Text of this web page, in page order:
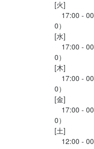
[火]
17:00 -
0）
[水]
17:00 -
0）
[木]
17:00 -
0）
[金]
17:00 -
0）
[土]
12:00 -
駐車場代会社が全額負担
月間優秀社員には金一封
独立支援制度有り
お誕生日手当て有り
まかない・食事補助あり 社会保
社内イベントあり(旅行、BBQ等)
髪型自由